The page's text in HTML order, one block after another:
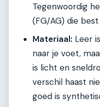
Tegenwoordig
(FG/AG) die
Materiaal: Leer
naar je voet,
is licht en
verschil haast
goed is